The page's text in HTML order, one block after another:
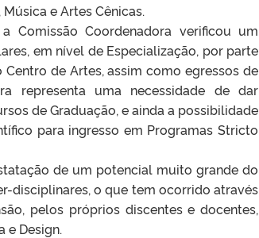
e Artes Cênicas.
Coordenadora verificou um
em nível de Especialização, por parte
de Artes, assim como egressos de
representa uma necessidade de dar
de Graduação, e ainda a possibilidade
para ingresso em Programas Stricto
de um potencial muito grande do
disciplinares, o que tem ocorrido através
pelos próprios discentes e docentes,
e Design.